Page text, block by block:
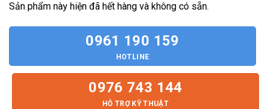
Sản phẩm này hiện đã hết hàng và không có sẵn.
0961 190 159
HOTLINE
0976 743 144
HỖ TRỢ KỸ THUẬT